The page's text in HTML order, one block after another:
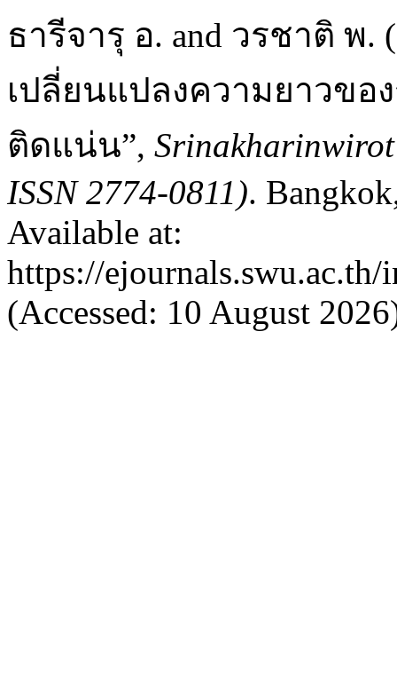
ธารีจารุ อ. and วรชาติ พ.
เปลี่ยนแปลงความยาวข
ติดแน่น”,
ISSN 2774-0811).
Available at:
https://
(Accessed: 10 August